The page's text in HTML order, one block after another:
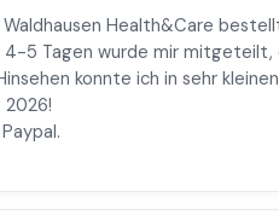
Health&Care
5 Tagen wurde mir mitgeteilt,
konnte ich in sehr kleinen